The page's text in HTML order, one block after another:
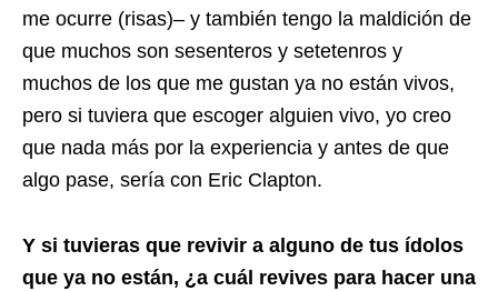
me ocurre (risas)– y también tengo la maldición de
que muchos son sesenteros y setetenros y
muchos de los que me gustan ya no están vivos,
pero si tuviera que escoger alguien vivo, yo creo
que nada más por la experiencia y antes de que
algo pase, sería con Eric Clapton.
Y si tuvieras que revivir a alguno de tus ídolos
que ya no están, ¿a cuál revives para hacer una